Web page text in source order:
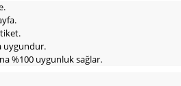
uygundur.
%100 uygunluk sağlar.